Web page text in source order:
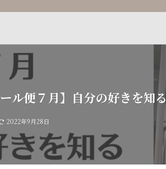
ル便７月】自分の好きを知る
2022年9月28日